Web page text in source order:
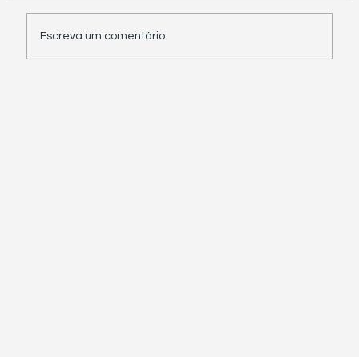
Escreva um comentário